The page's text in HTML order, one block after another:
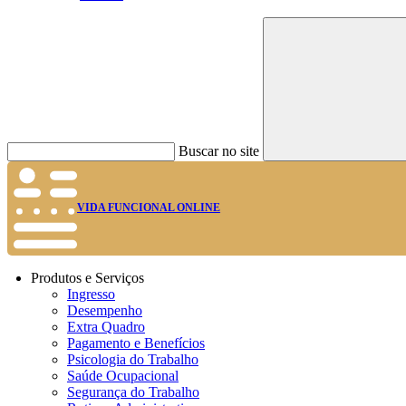
Buscar no site
VIDA FUNCIONAL ONLINE
Produtos e Serviços
Ingresso
Desempenho
Extra Quadro
Pagamento e Benefícios
Psicologia do Trabalho
Saúde Ocupacional
Segurança do Trabalho